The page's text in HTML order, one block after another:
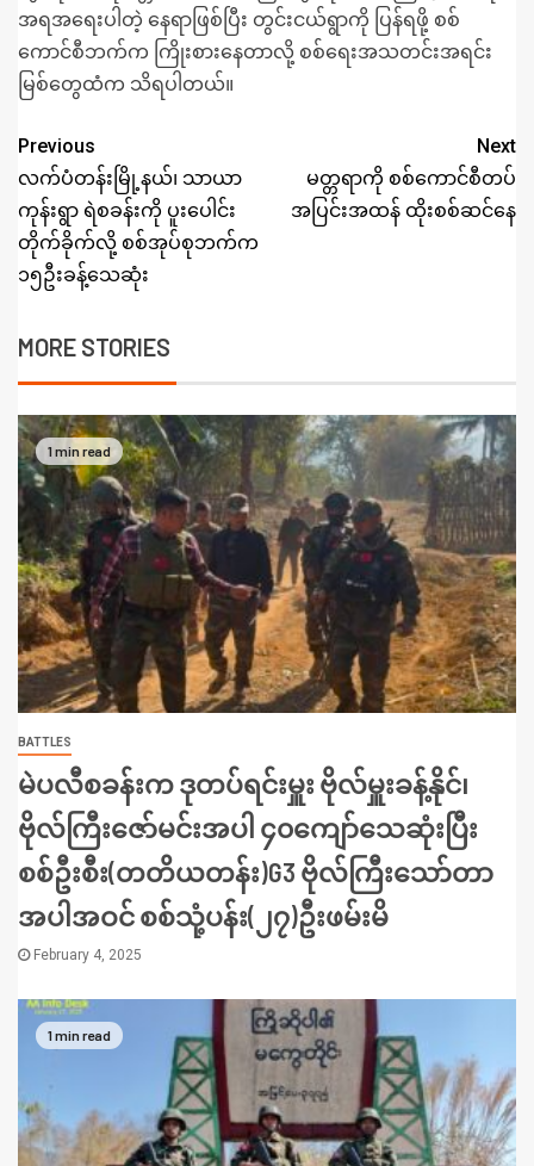
အရအရေးပါတဲ့ နေရာဖြစ်ပြီး တွင်းငယ်ရွာကို ပြန်ရဖို့ စစ်
ကောင်စီဘက်က ကြိုးစားနေတာလို့ စစ်ရေးအသတင်းအရင်း
မြစ်တွေထံက သိရပါတယ်။
Previous
လက်ပံတန်းမြို့နယ်၊ သာယာ
ကုန်းရွာ ရဲစခန်းကို ပူးပေါင်း
တိုက်ခိုက်လို့ စစ်အုပ်စုဘက်က
၁၅ဦးခန့်သေဆုံး
Next
မတ္တရာကို စစ်ကောင်စီတပ်
အပြင်းအထန် ထိုးစစ်ဆင်နေ
MORE STORIES
1 min read
BATTLES
မဲပလီစခန်းက ဒုတပ်ရင်းမှူး ဗိုလ်မှူးခန့်နိုင်၊
ဗိုလ်ကြီးဇော်မင်းအပါ ၄၀ကျော်သေဆုံးပြီး
စစ်ဦးစီး(တတိယတန်း)G3 ဗိုလ်ကြီးသော်တာ
အပါအဝင် စစ်သုံ့ပန်း(၂၇)ဦးဖမ်းမိ
February 4, 2025
1 min read